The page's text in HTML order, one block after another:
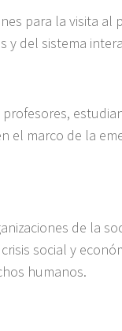
para la visita
y del sistema
el marco de la
de la
social y
humanos.